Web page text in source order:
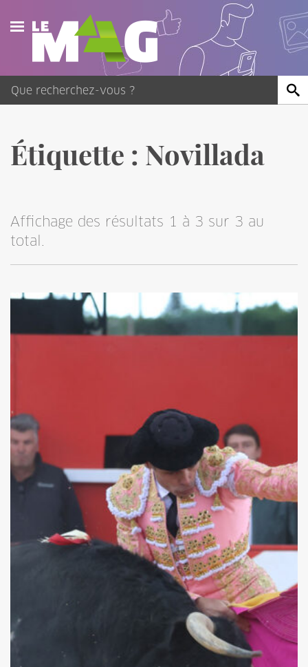
Actualités
Agenda
Vidéos
Étiquette : Novillada
Affichage des résultats 1 à 3 sur 3 au
total.